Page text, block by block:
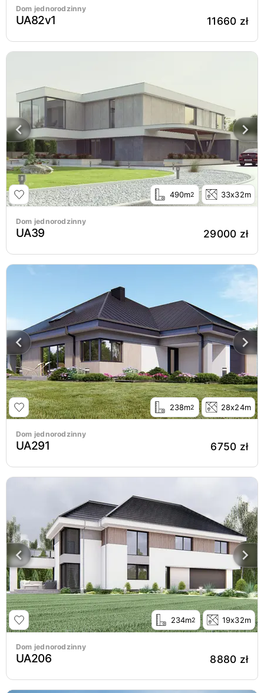
Dom jednorodzinny
UA82v1 11660 zł
490m2 33x32m
Dom jednorodzinny
UA39 29000 zł
238m2 28x24m
Dom jednorodzinny
UA291 6750 zł
234m2 19x32m
Dom jednorodzinny
UA206 8880 zł